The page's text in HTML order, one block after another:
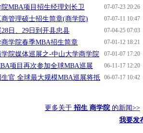
07-07-23 20:26
MBA项目招生经理刘长卫
07-07-11 10:47
管理硕士招生简章(商学院)
07-04-25 07:03
日、29日到开县忠县
07-01-12 18:21
学院春季MBA招生简章
07-01-07 17:20
院媒体巡展之-中山大学商学院
06-11-17 12:20
项目再次参加全球MBA巡展
06-07-17 10:42
官 全球最大规模MBA巡展将抵
更多关于 招生 商学院的新闻>>
我要发